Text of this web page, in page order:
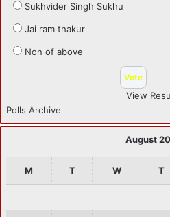
Sukhvider Singh Sukhu
Jai ram thakur
Non of above
View
Polls Archive
August
M T W T